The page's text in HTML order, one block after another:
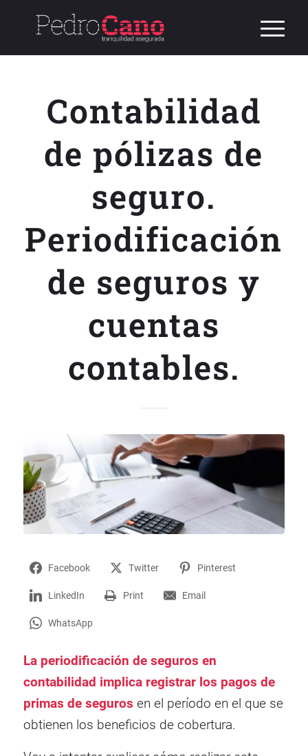
Contabilidad
de pólizas de
seguro.
Periodificación
de seguros y
cuentas
contables.
Facebook Twitter Pinterest
LinkedIn Print Email
WhatsApp
La periodificación de seguros en
contabilidad implica registrar los pagos de
primas de seguros en el período en el que se
obtienen los beneficios de cobertura.